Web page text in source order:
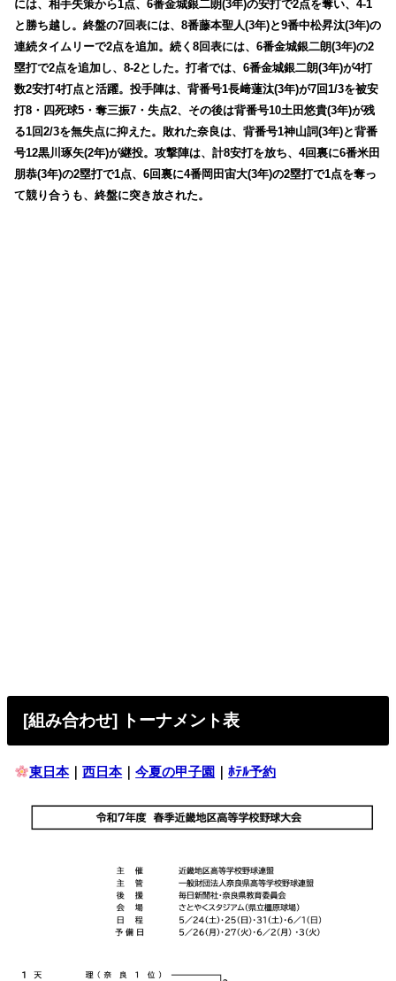
には、相手失策から1点、6番金城銀二朗(3年)の安打で2点を奪い、4-1
と勝ち越し。終盤の7回表には、8番藤本聖人(3年)と9番中松昇汰(3年)の
連続タイムリーで2点を追加。続く8回表には、6番金城銀二朗(3年)の2
塁打で2点を追加し、8-2とした。打者では、6番金城銀二朗(3年)が4打
数2安打4打点と活躍。投手陣は、背番号1長﨑蓮汰(3年)が7回1/3を被安
打8・四死球5・奪三振7・失点2、その後は背番号10土田悠貴(3年)が残
る1回2/3を無失点に抑えた。敗れた奈良は、背番号1神山詞(3年)と背番
号12黒川琢矢(2年)が継投。攻撃陣は、計8安打を放ち、4回裏に6番米田
朋恭(3年)の2塁打で1点、6回裏に4番岡田宙大(3年)の2塁打で1点を奪っ
て競り合うも、終盤に突き放された。
[組み合わせ] トーナメント表
東日本｜西日本｜今夏の甲子園 ｜ﾎﾃﾙ予約